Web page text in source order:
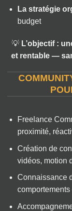
La stratégie
budget
💡 L’objectif :
et rentable —
Freelance
proximité,
Création de
vidéos, motion
Connaissance